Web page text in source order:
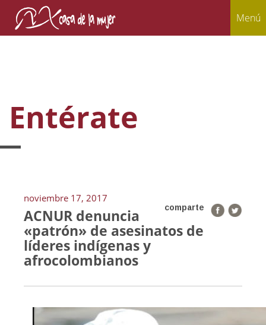
Menú
Entérate
noviembre 17, 2017
comparte
ACNUR denuncia
«patrón» de asesinatos de
líderes indígenas y
afrocolombianos